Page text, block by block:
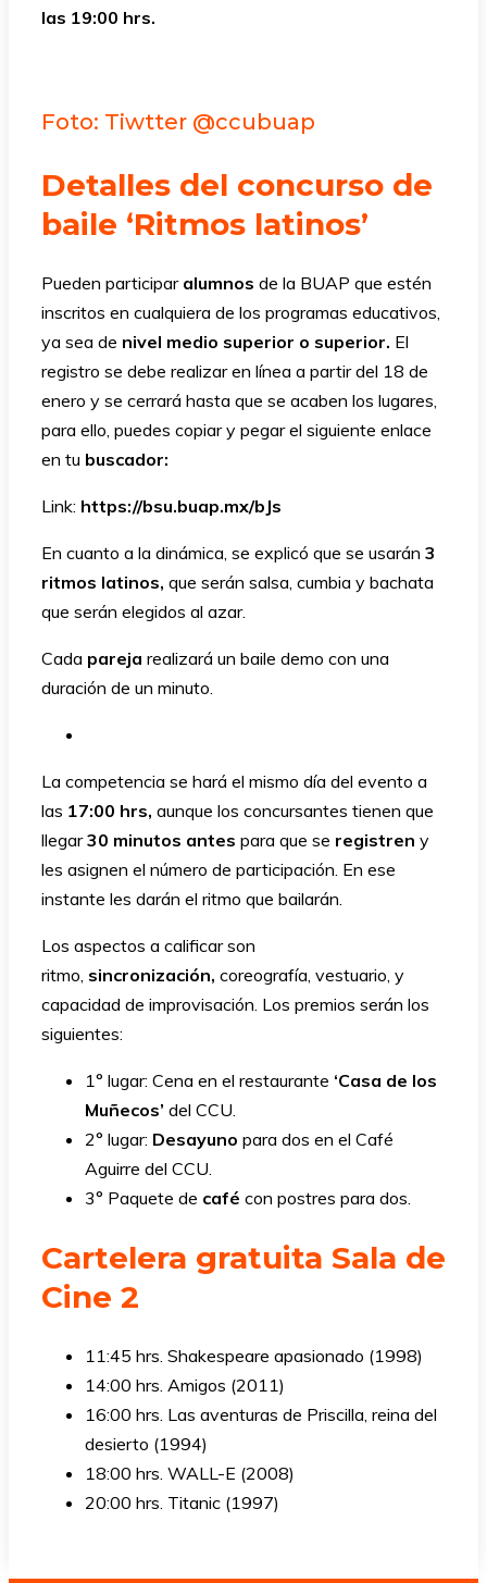
las 19:00 hrs.
Foto: Tiwtter @ccubuap
Detalles del concurso de
baile ‘Ritmos latinos’
Pueden participar alumnos de la BUAP que estén
inscritos en cualquiera de los programas educativos,
ya sea de nivel medio superior o superior. El
registro se debe realizar en línea a partir del 18 de
enero y se cerrará hasta que se acaben los lugares,
para ello, puedes copiar y pegar el siguiente enlace
en tu buscador:
Link: https://bsu.buap.mx/bJs
En cuanto a la dinámica, se explicó que se usarán 3
ritmos latinos, que serán salsa, cumbia y bachata
que serán elegidos al azar.
Cada pareja realizará un baile demo con una
duración de un minuto.
La competencia se hará el mismo día del evento a
las 17:00 hrs, aunque los concursantes tienen que
llegar30 minutos antes para que se registren y
les asignen el número de participación. En ese
instante les darán el ritmo que bailarán.
Los aspectos a calificar son
ritmo, sincronización, coreografía, vestuario, y
capacidad de improvisación. Los premios serán los
siguientes:
1° lugar: Cena en el restaurante ‘Casa de los
Muñecos’ del CCU.
2° lugar: Desayuno para dos en el Café
Aguirre del CCU.
3° Paquete de café con postres para dos.
Cartelera gratuita Sala de
Cine 2
11:45 hrs. Shakespeare apasionado (1998)
14:00 hrs. Amigos (2011)
16:00 hrs. Las aventuras de Priscilla, reina del
desierto (1994)
18:00 hrs. WALL-E (2008)
20:00 hrs. Titanic (1997)